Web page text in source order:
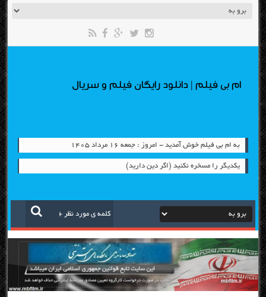
ام بی فیلم | دانلود رایگان فیلم و سریال
به ام بی فیلم خوش آمدید - امروز : جمعه ۱۶ مرداد ۱۴۰۵
یكدیگر را مسخره نكنید (اگر دین دارید)